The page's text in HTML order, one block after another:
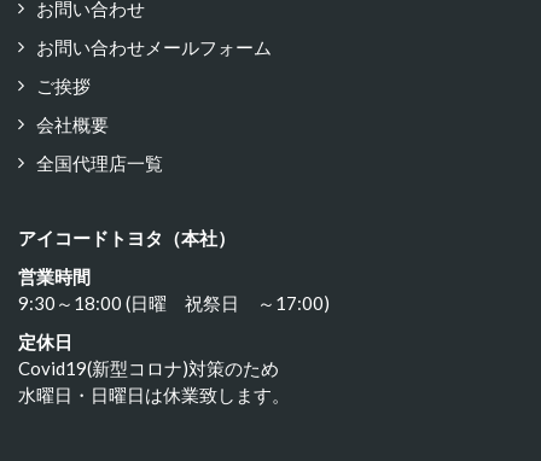
お問い合わせ
お問い合わせメールフォーム
ご挨拶
会社概要
全国代理店一覧
アイコードトヨタ（本社）
営業時間
9:30～18:00 (日曜 祝祭日 ～17:00)
定休日
Covid19(新型コロナ)対策のため
水曜日・日曜日は休業致します。